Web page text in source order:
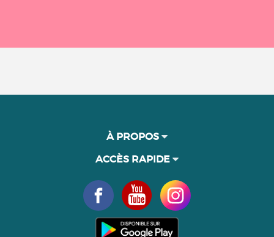
À PROPOS
ACCÈS RAPIDE